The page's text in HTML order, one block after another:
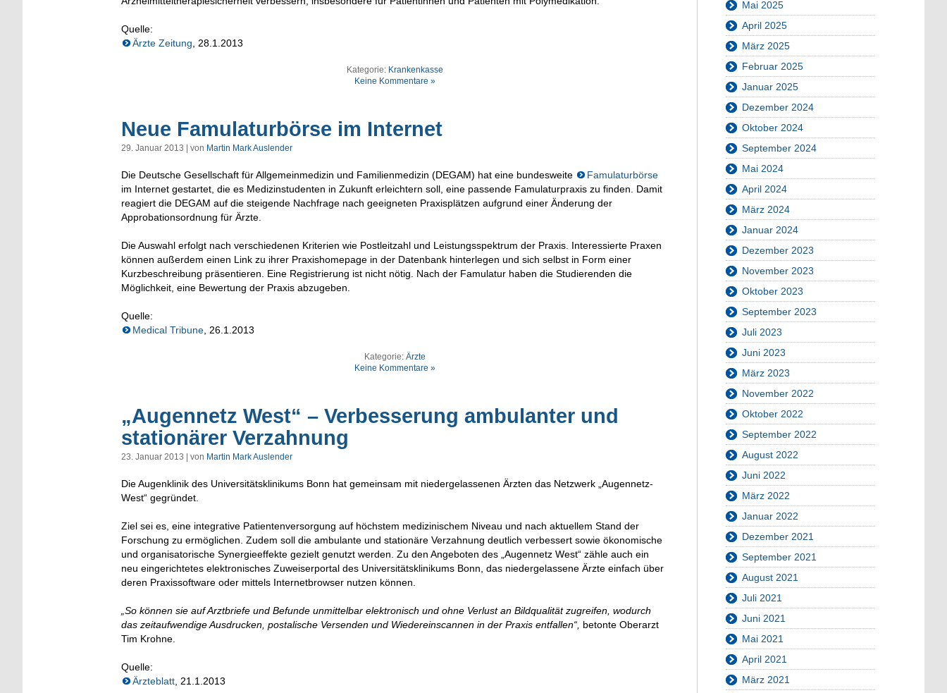
Quelle:
Ärzte Zeitung , 28.1.2013
Kategorie: Krankenkasse
Keine Kommentare »
Neue Famulaturbörse im Internet
29. Januar 2013 | von Martin Mark Auslender
Die Deutsche Gesellschaft für Allgemeinmedizin und Familienmedizin (DEGAM) hat eine bundesweite
Famulaturbörse
im Internet gestartet, die es Medizinstudenten in Zukunft erleichtern soll, eine passende Famulaturpraxis zu finden. Damit
reagiert die DEGAM auf die steigende Nachfrage nach geeigneten Praxisplätzen aufgrund einer Änderung der
Approbationsordnung für Ärzte.
Die Auswahl erfolgt nach verschiedenen Kriterien wie Postleitzahl und Leistungsspektrum der Praxis. Interessierte Praxen
können außerdem einen Link zu ihrer Praxishomepage in der Datenbank hinterlegen und sich selbst in Form einer
Kurzbeschreibung präsentieren. Eine Registrierung ist nicht nötig. Nach der Famulatur haben die Studierenden die
Möglichkeit, eine Bewertung der Praxis abzugeben.
Quelle:
Medical Tribune , 26.1.2013
Kategorie: Ärzte
Keine Kommentare »
„Augennetz West“ – Verbesserung ambulanter und
stationärer Verzahnung
23. Januar 2013 | von Martin Mark Auslender
Die Augenklinik des Universitätsklinikums Bonn hat gemeinsam mit niedergelassenen Ärzten das Netzwerk „Augennetz-
West“ gegründet.
Ziel sei es, eine integrative Patientenversorgung auf höchstem medizinischem Niveau und nach aktuellem Stand der
Forschung zu ermöglichen. Zudem soll die ambulante und stationäre Verzahnung deutlich verbessert sowie ökonomische
und organisatorische Synergieeffekte gezielt genutzt werden. Zu den Angeboten des „Augennetz West“ zähle auch ein
neu eingerichtetes elektronisches Zuweiserportal des Universitätsklinikums Bonn, das niedergelassene Ärzte einfach über
deren Praxissoftware oder mittels Internetbrowser nutzen können.
„So können sie auf Arztbriefe und Befunde unmittelbar elektronisch und ohne Verlust an Bildqualität zugreifen, wodurch
das zeitaufwendige Ausdrucken, postalische Versenden und Wiedereinscannen in der Praxis entfallen“, betonte Oberarzt
Tim Krohne.
Quelle:
Ärzteblatt, 21.1.2013
Mai 2025
April 2025
März 2025
Februar 2025
Januar 2025
Dezember 2024
Oktober 2024
September 2024
Mai 2024
April 2024
März 2024
Januar 2024
Dezember 2023
November 2023
Oktober 2023
September 2023
Juli 2023
Juni 2023
März 2023
November 2022
Oktober 2022
September 2022
August 2022
Juni 2022
März 2022
Januar 2022
Dezember 2021
September 2021
August 2021
Juli 2021
Juni 2021
Mai 2021
April 2021
März 2021